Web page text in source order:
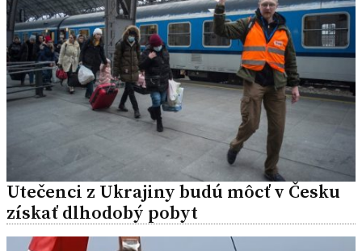
Utečenci z Ukrajiny budú môcť v Česku
získať dlhodobý pobyt